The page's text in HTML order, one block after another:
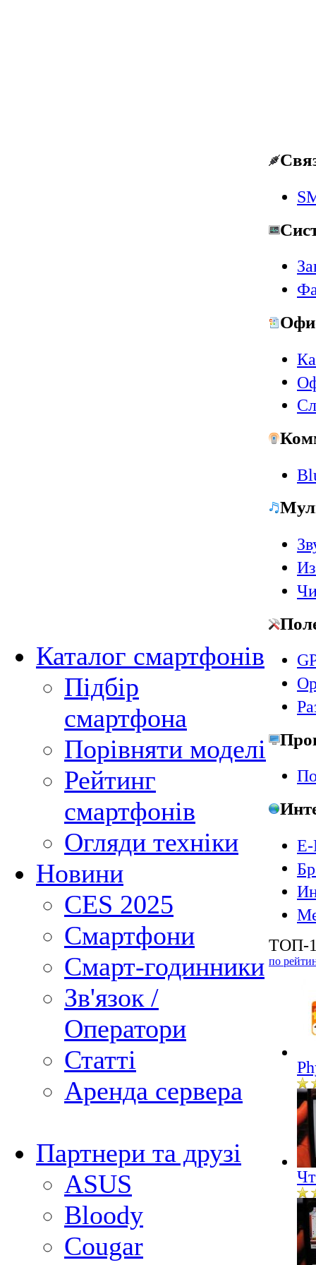
Каталог смартфонів
Підбір
смартфона
Порівняти моделі
Рейтинг
смартфонів
Огляди техніки
Новини
CES 2025
Смартфони
Смарт-годинники
Зв'язок /
Оператори
Статті
Аренда сервера
Партнери та друзі
ASUS
Bloody
Cougar
ТОП-
по